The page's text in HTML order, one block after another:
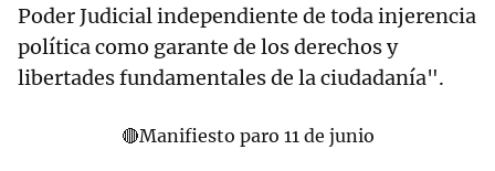
Poder Judicial independiente de toda injerencia
política como garante de los derechos y
libertades fundamentales de la ciudadanía".
🔴Manifiesto paro 11 de junio